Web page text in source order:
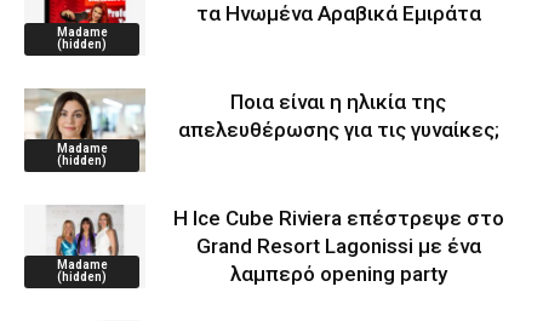
Madame
(hidden)
τα Ηνωμένα Αραβικά Εμιράτα
Madame
(hidden)
Ποια είναι η ηλικία της
απελευθέρωσης για τις γυναίκες;
Madame
(hidden)
Η Ice Cube Riviera επέστρεψε στο
Grand Resort Lagonissi με ένα
λαμπερό opening party